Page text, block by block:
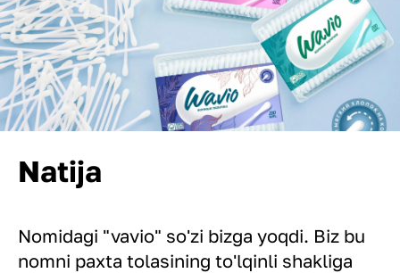
Natija
Nomidagi "vavio" so'zi bizga yoqdi. Biz bu
nomni paxta tolasining to'lqinli shakliga